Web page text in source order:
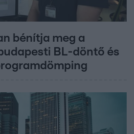
bénítja meg a
BL-döntő és